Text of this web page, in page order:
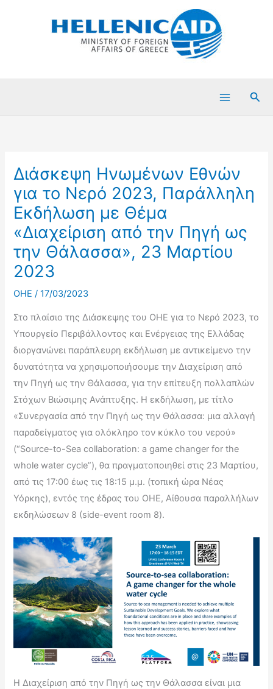
Διάσκεψη Ηνωμένων Εθνών
για το Nερό 2023, Παράλληλη
Εκδήλωση με Θέμα
«Διαχείριση από την Πηγή ως
την Θάλασσα», 23 Μαρτίου
2023
OHE /17/03/2023
Στο πλαίσιο της Διάσκεψης του ΟΗΕ για το Νερό 2023, το
Υπουργείο Περιβάλλοντος και Ενέργειας της Ελλάδας
διοργανώνει παράπλευρη εκδήλωση με αντικείμενο την
δυνατότητα να χρησιμοποιήσουμε την Διαχείριση από
την Πηγή ως την Θάλασσα, για την επίτευξη πολλαπλών
Στόχων Βιώσιμης Ανάπτυξης. Η εκδήλωση, με τίτλο
«Συνεργασία από την Πηγή ως την Θάλασσα: μια αλλαγή
παραδείγματος για ολόκληρο τον κύκλο του νερού»
(“Source-to-Sea collaboration: a game changer for the
whole water cycle”), θα πραγματοποιηθεί στις 23 Μαρτίου,
από τις 17:00 έως τις 18:15 μ.μ. (τοπική ώρα Νέας
Υόρκης), εντός της έδρας του ΟΗΕ, Αίθουσα παραλλήλων
εκδηλώσεων 8 (side-event room 8).
Η Διαχείριση από την Πηγή ως την Θάλασσα είναι μια